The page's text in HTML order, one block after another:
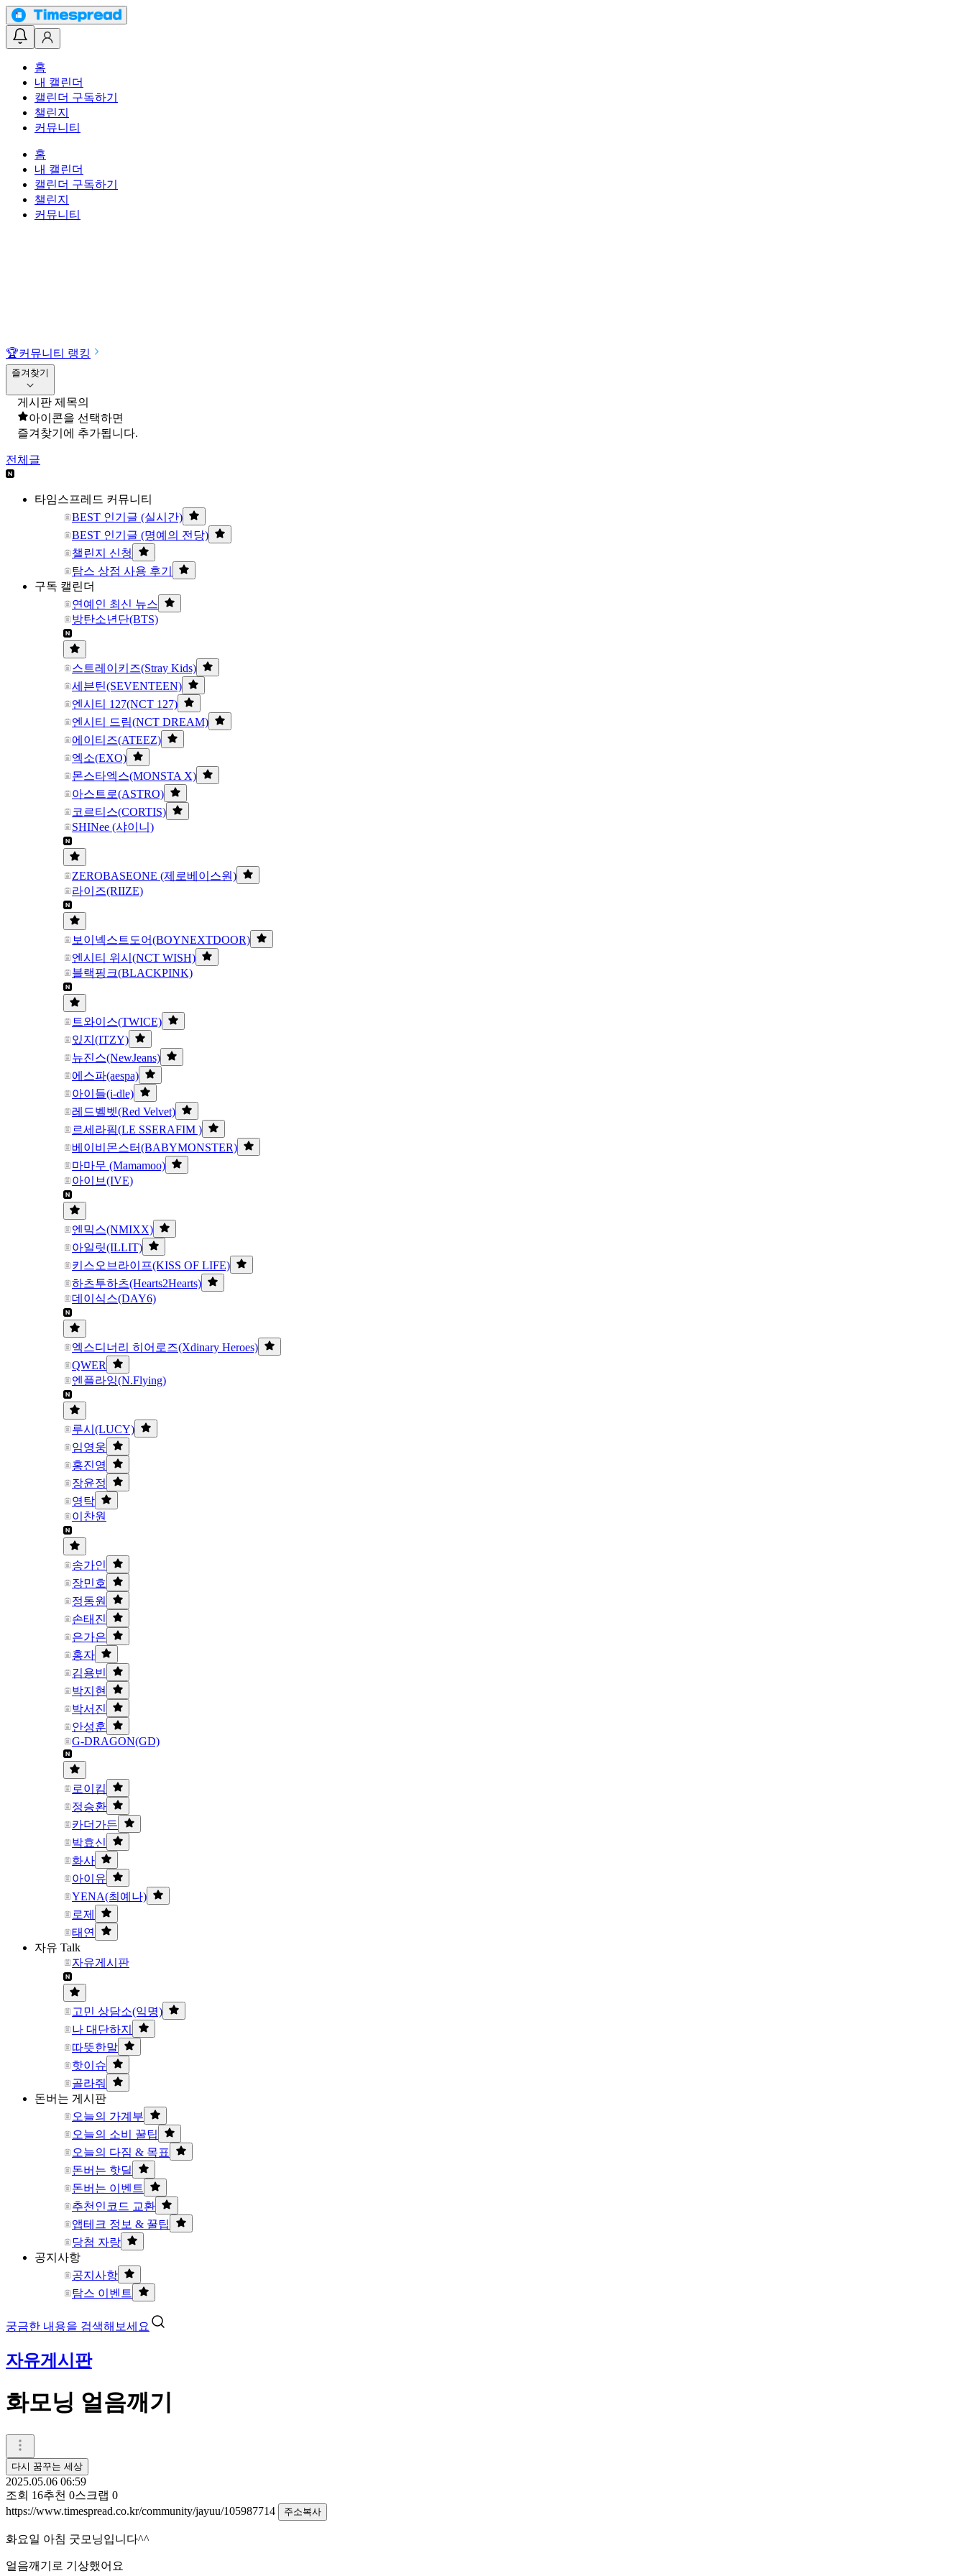
홈
내 캘린더
캘린더 구독하기
챌린지
커뮤니티
홈
내 캘린더
캘린더 구독하기
챌린지
커뮤니티
🏆커뮤니티 랭킹
즐겨찾기
게시판 제목의
아이콘을 선택하면
즐겨찾기에 추가됩니다.
전체글
타임스프레드 커뮤니티
BEST 인기글 (실시간)
BEST 인기글 (명예의 전당)
챌린지 신청
탐스 상점 사용 후기
구독 캘린더
연예인 최신 뉴스
방탄소년단(BTS)
스트레이키즈(Stray Kids)
세븐틴(SEVENTEEN)
엔시티 127(NCT 127)
엔시티 드림(NCT DREAM)
에이티즈(ATEEZ)
엑소(EXO)
몬스타엑스(MONSTA X)
아스트로(ASTRO)
코르티스(CORTIS)
SHINee (샤이니)
ZEROBASEONE (제로베이스원)
라이즈(RIIZE)
보이넥스트도어(BOYNEXTDOOR)
엔시티 위시(NCT WISH)
블랙핑크(BLACKPINK)
트와이스(TWICE)
있지(ITZY)
뉴진스(NewJeans)
에스파(aespa)
아이들(i-dle)
레드벨벳(Red Velvet)
르세라핌(LE SSERAFIM )
베이비몬스터(BABYMONSTER)
마마무 (Mamamoo)
아이브(IVE)
엔믹스(NMIXX)
아일릿(ILLIT)
키스오브라이프(KISS OF LIFE)
하츠투하츠(Hearts2Hearts)
데이식스(DAY6)
엑스디너리 히어로즈(Xdinary Heroes)
QWER
엔플라잉(N.Flying)
루시(LUCY)
임영웅
홍진영
장윤정
영탁
이찬원
송가인
장민호
정동원
손태진
은가은
홍자
김용빈
박지현
박서진
안성훈
G-DRAGON(GD)
로이킴
정승환
카더가든
박효신
화사
아이유
YENA(최예나)
로제
태연
자유 Talk
자유게시판
고민 상담소(익명)
나 대단하지
따뜻한말
핫이슈
골라줘
돈버는 게시판
오늘의 가계부
오늘의 소비 꿀팁
오늘의 다짐 & 목표
돈버는 핫딜
돈버는 이벤트
추천인코드 교환
앱테크 정보 & 꿀팁
당첨 자랑
공지사항
공지사항
탐스 이벤트
궁금한 내용을 검색해보세요
자유게시판
화모닝 얼음깨기
다시 꿈꾸는 세상
2025.05.06 06:59
조회 16추천 0스크랩 0
https://www.timespread.co.kr/community/jayuu/105987714
주소복사
화요일 아침 굿모닝입니다^^
얼음깨기로 기상했어요